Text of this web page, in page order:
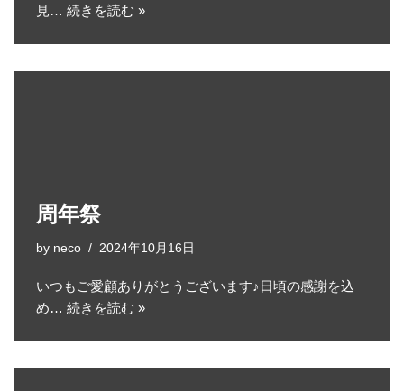
見… 続きを読む »
周年祭
by neco 2024年10月16日
いつもご愛顧ありがとうございます♪日頃の感謝を込
め… 続きを読む »